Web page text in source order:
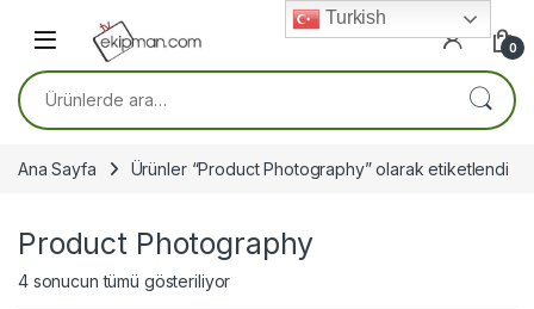
0
Ara:
Ana Sayfa Ürünler “Product Photography” olarak etiketlendi
Product Photography
4 sonucun tümü gösteriliyor
Turkish